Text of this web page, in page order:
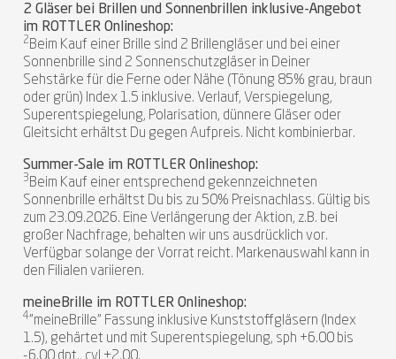
2 Gläser bei Brillen und Sonnenbrillen inklusive-Angebot
im ROTTLER Onlineshop:
2 Beim Kauf einer Brille sind 2 Brillengläser und bei einer
Sonnenbrille sind 2 Sonnenschutzgläser in Deiner
Sehstärke für die Ferne oder Nähe (Tönung 85% grau, braun
oder grün) Index 1.5 inklusive. Verlauf, Verspiegelung,
Superentspiegelung, Polarisation, dünnere Gläser oder
Gleitsicht erhältst Du gegen Aufpreis. Nicht kombinierbar.
Summer-Sale im ROTTLER Onlineshop:
3 Beim Kauf einer entsprechend gekennzeichneten
Sonnenbrille erhältst Du bis zu 50% Preisnachlass. Gültig bis
zum 23.09.2026. Eine Verlängerung der Aktion, z.B. bei
großer Nachfrage, behalten wir uns ausdrücklich vor.
Verfügbar solange der Vorrat reicht. Markenauswahl kann in
den Filialen variieren.
meineBrille im ROTTLER Onlineshop:
4"meineBrille" Fassung inklusive Kunststoffgläsern (Index
1.5), gehärtet und mit Superentspiegelung, sph +6.00 bis
-6.00 dpt., cyl +2.00.